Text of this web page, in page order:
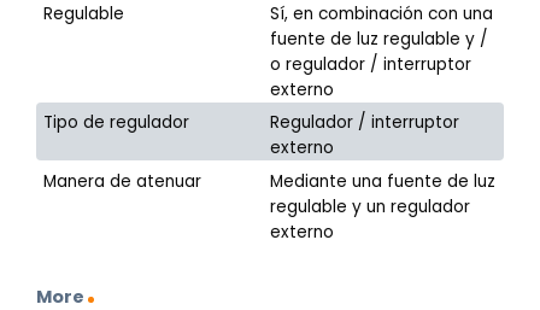
Regulable
Sí, en combinación con una
fuente de luz regulable y /
o regulador / interruptor
externo
Tipo de regulador
Regulador / interruptor
externo
Manera de atenuar
Mediante una fuente de luz
regulable y un regulador
externo
More